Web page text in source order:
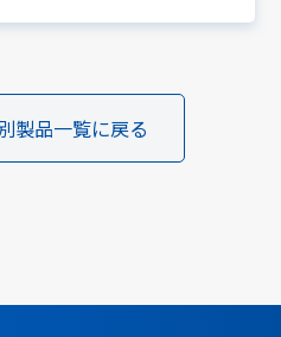
製品一覧に戻る